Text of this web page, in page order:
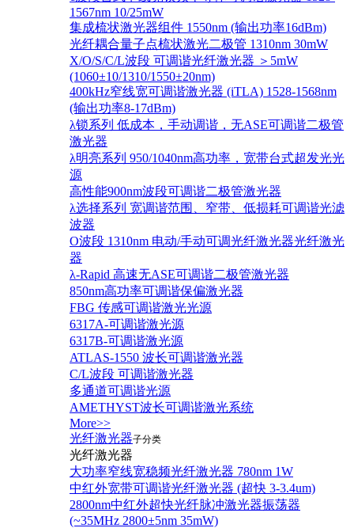
1567nm 10/25mW
集成梳状激光器组件 1550nm (输出功率16dBm)
光纤耦合量子点梳状激光二极管 1310nm 30mW
X/O/S/C/L波段 可调谐光纤激光器 ＞5mW
(1060±10/1310/1550±20nm)
400kHz窄线宽可调谐激光器 (iTLA) 1528-1568nm
(输出功率8-17dBm)
λ锁系列 低成本，手动调谐，无ASE可调谐二极管
激光器
λ明亮系列 950/1040nm高功率，宽带台式超发光光
源
高性能900nm波段可调谐二极管激光器
λ选择系列 宽调谐范围、窄带、低损耗可调谐光滤
波器
O波段 1310nm 电动/手动可调光纤激光器光纤激光
器
λ-Rapid 高速无ASE可调谐二极管激光器
850nm高功率可调谐保偏激光器
FBG 传感可调谐激光光源
6317A-可调谐激光源
6317B-可调谐激光源
ATLAS-1550 波长可调谐激光器
C/L波段 可调谐激光器
多通道可调谐光源
AMETHYST波长可调谐激光系统
More>>
光纤激光器子分类
光纤激光器
大功率窄线宽稳频光纤激光器 780nm 1W
中红外宽带可调谐光纤激光器 (超快 3-3.4um)
2800nm中红外超快光纤脉冲激光器振荡器
(~35MHz 2800±5nm 35mW)